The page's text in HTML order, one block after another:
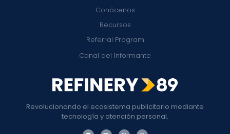
Revolucionando el ecosistema publicitario mediante
tecnología y atención personal.
Conócenos
Recursos
Referral Program
Canal del Informante